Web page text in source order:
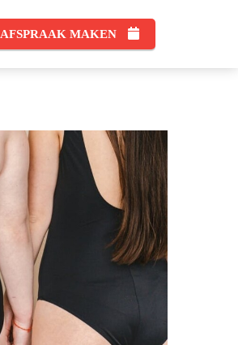
AFSPRAAK MAKEN